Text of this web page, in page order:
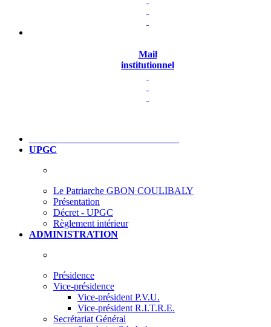
Mail
institutionnel
UPGC
Le Patriarche GBON COULIBALY
Présentation
Décret - UPGC
Règlement intérieur
ADMINISTRATION
Présidence
Vice-présidence
Vice-président P.V.U.
Vice-président R.I.T.R.E.
Secrétariat Général